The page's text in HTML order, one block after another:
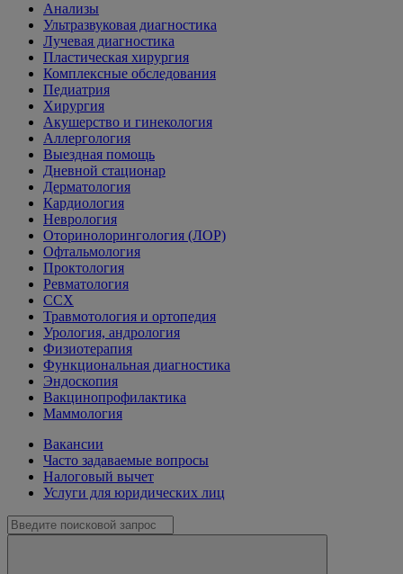
Анализы
Ультразвуковая диагностика
Лучевая диагностика
Пластическая хирургия
Комплексные обследования
Педиатрия
Хирургия
Акушерство и гинекология
Аллергология
Выездная помощь
Дневной стационар
Дерматология
Кардиология
Неврология
Оторинолорингология (ЛОР)
Офтальмология
Проктология
Ревматология
ССХ
Травмотология и ортопедия
Урология, андрология
Физиотерапия
Функциональная диагностика
Эндоскопия
Вакцинопрофилактика
Маммология
Вакансии
Часто задаваемые вопросы
Налоговый вычет
Услуги для юридических лиц